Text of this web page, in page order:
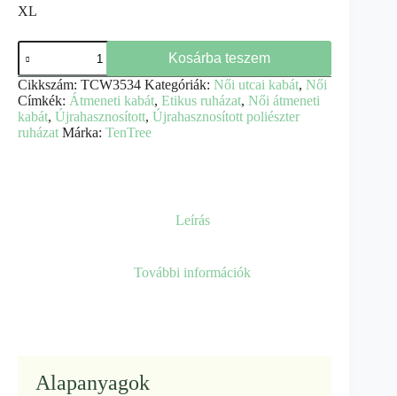
XL
Cloud
Shell
női
pufi
kabát
-
Tentree
Kosárba teszem
Cikkszám: TCW3534 Kategóriák: Női utcai kabát, Női
Címkék: Átmeneti kabát, Etikus ruházat, Női átmeneti
kabát, Újrahasznosított, Újrahasznosított poliészter
ruházat Márka: TenTree
Leírás
További információk
Alapanyagok